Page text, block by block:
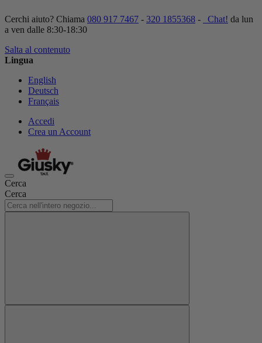
Cerchi aiuto? Chiama 080 917 7467 - 320 1855368 - Chat! da lun
a ven dalle 8:30-18:30
Salta al contenuto
Lingua
English
Deutsch
Français
Accedi
Crea un Account
Cerca
Cerca